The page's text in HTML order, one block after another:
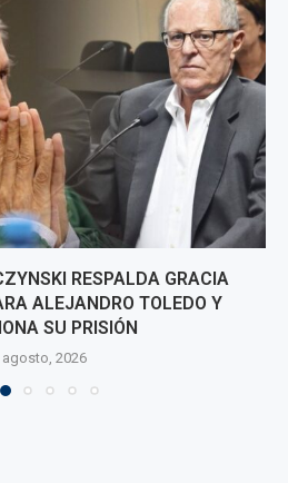
RESPALDA GRACIA
ALEJANDRO TOLEDO Y
SU PRISIÓN
agosto, 2026